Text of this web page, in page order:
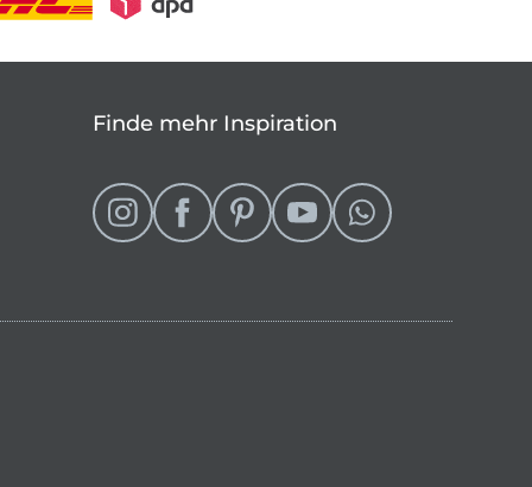
Finde mehr Inspiration
wechseln